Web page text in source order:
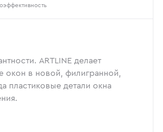
ARTLINE делает
окон в новой, филигранной,
пластиковые детали окна